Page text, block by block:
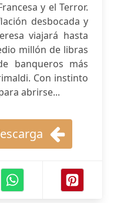
y el Terror.
desbocada y
viajará hasta
millón de libras
banqueros más
Con instinto
abrirse...